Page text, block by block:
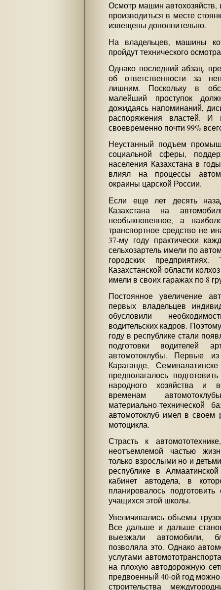
Осмотр машин
производиться в месте
извещены дополнительно.
На владельцев, машины
пройдут технического
Однако последний абзац,
об ответственности за
лишним. Поскольку в
малейший проступок
дожидаясь напоминаний,
распоряжения властей. И
своевременно почти 99%
Неустанный подъем
социальной сферы,
населения Казахстана в
влиял на процессы
окраины царской России.
Если еще лет десять
Казахстана на
необыкновенное, а
транспортное средство не
37-му году практически
сельхозартель имели по
городских
Казахстанской области
имели в своих гаражах по 8
Постоянное увеличение
первых владельцев
обусловили
водительских кадров.
году в республике стали
подготовки водителей
автомотоклубы. Первые
Караганде,
предполагалось
народного хозяйства и
временам
материально-технической
автомотоклуб имел в
мотоцикла.
Страсть к
неотъемлемой частью
только взрослыми но и
республике в
кабинет автодела, в
планировалось
учащихся этой школы.
Увеличивались объемы
Все дальше и дальше
выезжали автомобили,
позволяла это. Однако
услугами
на плохую автодорожную
предвоенный 40-ой год можно
строительства